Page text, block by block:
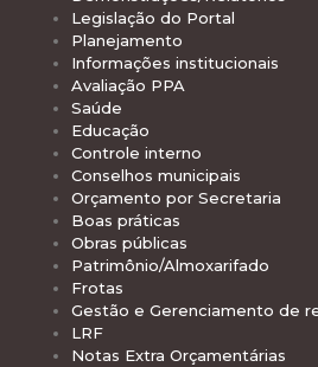
Legislação do Portal
Planejamento
Informações institucionais
Avaliação PPA
Saúde
Educação
Controle interno
Conselhos municipais
Orçamento por Secretaria
Boas práticas
Obras públicas
Patrimônio/Almoxarifado
Frotas
Gestão e Gerenciamento de
LRF
Notas Extra Orçamentárias